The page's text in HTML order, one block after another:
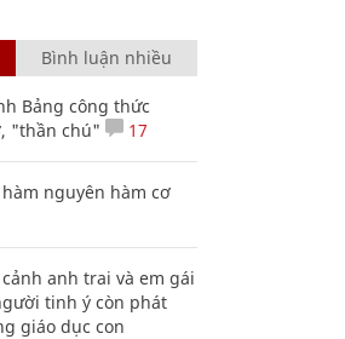
Bình luận nhiều
Bảng công thức
"thần chú"
17
nguyên hàm cơ
anh trai và em gái
tinh ý còn phát
giáo dục con